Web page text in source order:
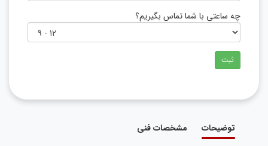
چه ساعتی با شما تماس بگیریم؟
ثبت
توضیحات مشخصات فنی